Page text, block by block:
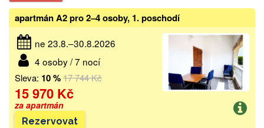
apartmán A2 pro 2–4 osoby, 1. poschodí
ne 23.8.–30.8.2026
4 osoby / 7 nocí
Sleva: 10 %17 744 Kč
15 970 Kč
za apartmán
Rezervovat